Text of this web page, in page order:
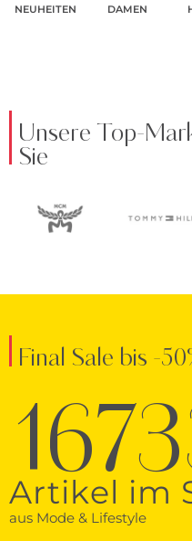
NEUHEITEN DAMEN
Unsere Top-
Sie
Final Sale bis -
Artikel im
aus Mode & Lifestyle